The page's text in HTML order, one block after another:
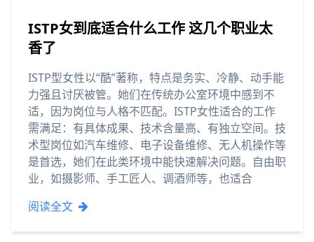
ISTP女到底适合什么工作 这几个职业太
香了
ISTP型女性以“酷”著称，特点是务实、冷静、动手能
力强且讨厌被管。她们在传统办公室环境中感到不
适，因为岗位与人格不匹配。ISTP女性适合的工作
需满足：有具体成果、技术含量高、有独立空间。技
术型岗位如汽车维修、电子设备维修、无人机操作等
是首选，她们在此类环境中能快速解决问题。自由职
业，如摄影师、手工匠人、调酒师等，也适合
阅读全文